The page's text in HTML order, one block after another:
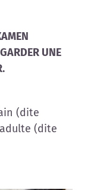
UNE
(dite
(dite